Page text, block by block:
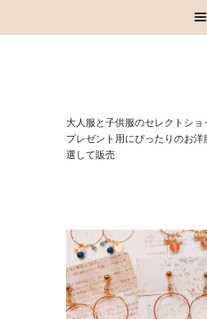
⼤⼈服と⼦供服のセレクトショ
プレゼント⽤にぴったりのお
選して販売
お知らせ
お買い物
取扱いブラン
お問い合わせ